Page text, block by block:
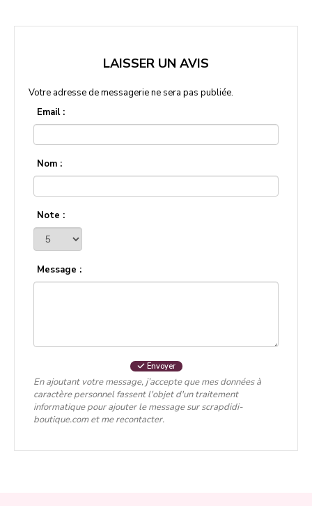
LAISSER UN AVIS
Votre adresse de messagerie ne sera pas publiée.
Email :
Nom :
Note :
Message :
Envoyer
En ajoutant votre message, j’accepte que mes données à
caractère personnel fassent l'objet d'un traitement
informatique pour ajouter le message sur scrapdidi-
boutique.com et me recontacter.